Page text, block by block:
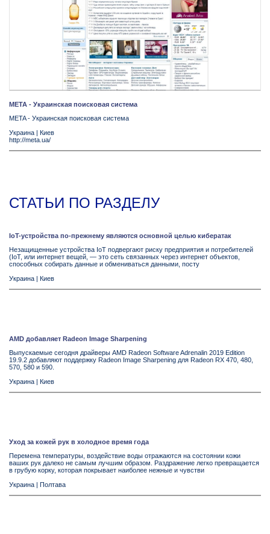
META - Украинская поисковая система
META - Украинская поисковая система
Украина | Киев
http://meta.ua/
СТАТЬИ ПО РАЗДЕЛУ
IoT-устройства по-прежнему являются основной целью кибератак
Незащищенные устройства IoT подвергают риску предприятия и потребителей
(IoT, или интернет вещей, — это сеть связанных через интернет объектов,
способных собирать данные и обмениваться данными, посту
Украина | Киев
AMD добавляет Radeon Image Sharpening
Выпускаемые сегодня драйверы AMD Radeon Software Adrenalin 2019 Edition
19.9.2 добавляют поддержку Radeon Image Sharpening для Radeon RX 470, 480,
570, 580 и 590.
Украина | Киев
Уход за кожей рук в холодное время года
Перемена температуры, воздействие воды отражаются на состоянии кожи
ваших рук далеко не самым лучшим образом. Раздражение легко превращается
в грубую корку, которая покрывает наиболее нежные и чувстви
Украина | Полтава